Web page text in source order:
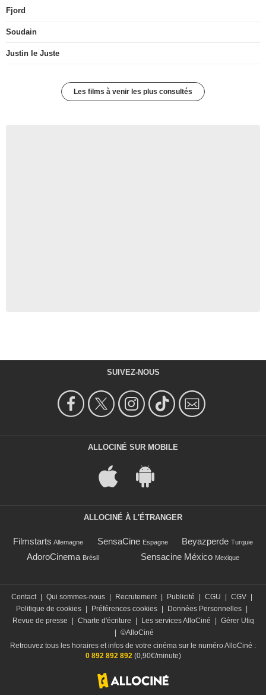
Fjord
Soudain
Justin le Juste
Les films à venir les plus consultés
SUIVEZ-NOUS
ALLOCINÉ SUR MOBILE
ALLOCINÉ À L'ÉTRANGER
Filmstarts Allemagne SensaCine Espagne Beyazperde Turquie
AdoroCinema Brésil Sensacine México Mexique
Contact | Qui sommes-nous | Recrutement | Publicité | CGU | CGV |
Politique de cookies | Préférences cookies | Données Personnelles |
Revue de presse
| Charte d'écriture | Les services AlloCiné | Gérer Utiq
| ©AlloCiné
Retrouvez tous les horaires et infos de votre cinéma sur le numéro AlloCiné :
0 892 892 892(0,90€/minute)